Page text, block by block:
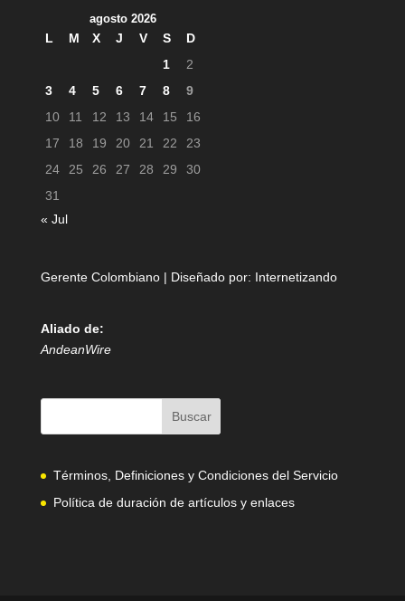
agosto 2026
L M X J V S
D
1
2
3
4 5 6 7 8
9
10
11 12 13 14 15
16
17
18 19 20 21 22
23
24
25 26 27 28 29
30
31
« Jul
Gerente Colombiano | Diseñado por: Internetizando
Aliado de:
AndeanWire
Términos, Definiciones y Condiciones del Servicio
Política de duración de artículos y enlaces